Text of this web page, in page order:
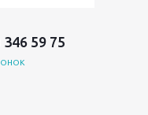
346 59 75